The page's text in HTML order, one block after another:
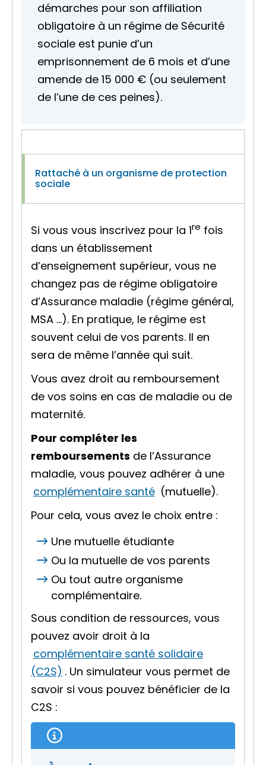
démarches pour son affiliation
obligatoire à un régime de Sécurité
sociale est punie d’un
emprisonnement de 6 mois et d’une
amende de 15 000 € (ou seulement
de l’une de ces peines).
Rattaché à un organisme de protection
sociale
Si vous vous inscrivez pour la 1re fois
dans un établissement
d’enseignement supérieur, vous ne
changez pas de régime obligatoire
d’Assurance maladie (régime général,
MSA …). En pratique, le régime est
souvent celui de vos parents. Il en
sera de même l’année qui suit.
Vous avez droit au remboursement
de vos soins en cas de maladie ou de
maternité.
Pour compléter les
remboursements de l’Assurance
maladie, vous pouvez adhérer à une
complémentaire santé (mutuelle).
Pour cela, vous avez le choix entre :
Une mutuelle étudiante
Ou la mutuelle de vos parents
Ou tout autre organisme
complémentaire.
Sous condition de ressources, vous
pouvez avoir droit à la
complémentaire santé solidaire
(C2S) . Un simulateur vous permet de
savoir si vous pouvez bénéficier de la
C2S :